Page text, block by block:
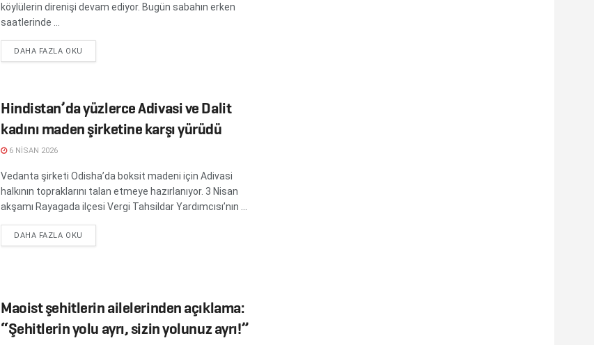
köylülerin direnişi devam ediyor. Bugün sabahın erken
saatlerinde ...
DAHA FAZLA OKU
Hindistan’da yüzlerce Adivasi ve Dalit
kadını maden şirketine karşı yürüdü
6 NISAN 2026
Vedanta şirketi Odisha’da boksit madeni için Adivasi
halkının topraklarını talan etmeye hazırlanıyor. 3 Nisan
akşamı Rayagada ilçesi Vergi Tahsildar Yardımcısı’nın ...
DAHA FAZLA OKU
Maoist şehitlerin ailelerinden açıklama:
“Şehitlerin yolu ayrı, sizin yolunuz ayrı!”